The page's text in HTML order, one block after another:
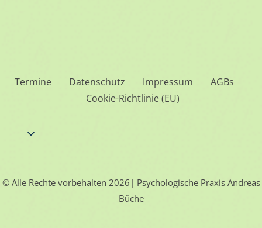
Termine Datenschutz Impressum
AGBs
Cookie-Richtlinie (EU)
© Alle Rechte vorbehalten 2026| Psychologische Praxis Andreas
Büche